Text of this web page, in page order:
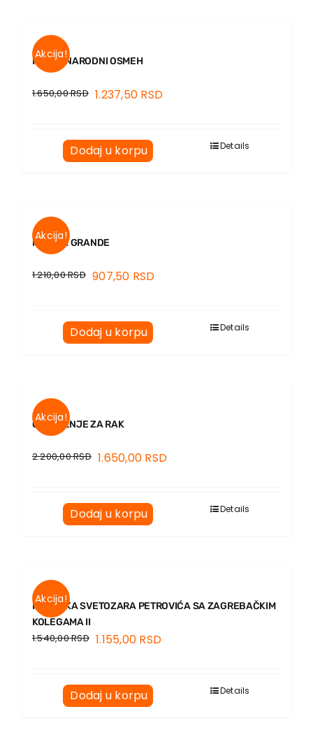
Akcija!
PROTIVNARODNI OSMEH
1.650,00RSD 1.237,50 RSD
Dodaj u korpu Details
Akcija!
FAMILIA GRANDE
1.210,00RSD 907,50 RSD
Dodaj u korpu Details
Akcija!
ODELJENJE ZA RAK
2.200,00RSD 1.650,00 RSD
Dodaj u korpu Details
Akcija!
PREPISKA SVETOZARA PETROVIĆA SA ZAGREBAČKIM
KOLEGAMA II
1.540,00RSD 1.155,00 RSD
Dodaj u korpu Details